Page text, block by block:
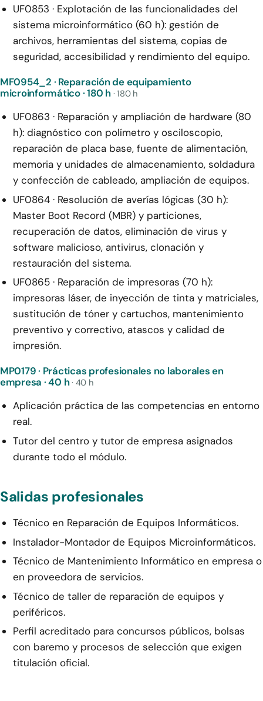
UF0853 · Explotación de las funcionalidades del
sistema microinformático (60 h): gestión de
archivos, herramientas del sistema, copias de
seguridad, accesibilidad y rendimiento del equipo.
MF0954_2 · Reparación de equipamiento
microinformático · 180 h· 180 h
UF0863 · Reparación y ampliación de hardware (80
h): diagnóstico con polímetro y osciloscopio,
reparación de placa base, fuente de alimentación,
memoria y unidades de almacenamiento, soldadura
y confección de cableado, ampliación de equipos.
UF0864 · Resolución de averías lógicas (30 h):
Master Boot Record (MBR) y particiones,
recuperación de datos, eliminación de virus y
software malicioso, antivirus, clonación y
restauración del sistema.
UF0865 · Reparación de impresoras (70 h):
impresoras láser, de inyección de tinta y matriciales,
sustitución de tóner y cartuchos, mantenimiento
preventivo y correctivo, atascos y calidad de
impresión.
MP0179 · Prácticas profesionales no laborales en
empresa · 40 h· 40 h
Aplicación práctica de las competencias en entorno
real.
Tutor del centro y tutor de empresa asignados
durante todo el módulo.
Salidas profesionales
Técnico en Reparación de Equipos Informáticos.
Instalador-Montador de Equipos Microinformáticos.
Técnico de Mantenimiento Informático en empresa o
en proveedora de servicios.
Técnico de taller de reparación de equipos y
periféricos.
Perfil acreditado para concursos públicos, bolsas
con baremo y procesos de selección que exigen
titulación oficial.